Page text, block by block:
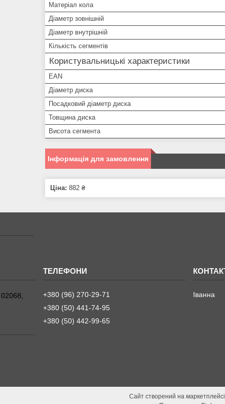
Матеріал кола
Діаметр зовнішній
Діаметр внутрішній
Кількість сегментів
Користувальницькі характеристики
EAN
Діаметр диска
Посадковий діаметр диска
Товщина диска
Висота сегмента
Інформація для замовлення
Ціна: 882 ₴
+380 (96) 270-29-71
+380 (50) 441-74-95
+380 (50) 442-99-65
Іванна
Сайт створений на маркетплейсі